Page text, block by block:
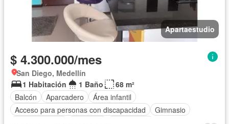
Apartaestudio
$ 4.300.000/mes
San Diego, Medellín
1 Habitación
1 Baño
68 m²
Balcón
Aparcadero
Área infantil
Acceso para personas con discapacidad
Gimnasio